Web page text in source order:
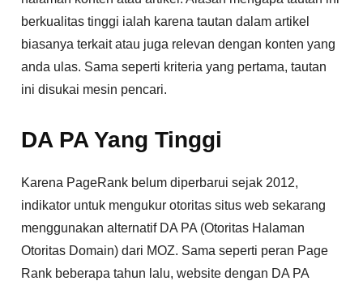
berkualitas tinggi ialah karena tautan dalam artikel
biasanya terkait atau juga relevan dengan konten yang
anda ulas. Sama seperti kriteria yang pertama, tautan
ini disukai mesin pencari.
DA PA Yang Tinggi
Karena PageRank belum diperbarui sejak 2012,
indikator untuk mengukur otoritas situs web sekarang
menggunakan alternatif DA PA (Otoritas Halaman
Otoritas Domain) dari MOZ. Sama seperti peran Page
Rank beberapa tahun lalu, website dengan DA PA